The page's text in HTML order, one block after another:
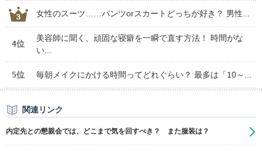
女性のスーツ……パンツorスカートどっちが好き？ 男性...
4位
美容師に聞く、頑固な寝癖を一瞬で直す方法！ 時間がな
い...
5位 毎朝メイクにかける時間ってどれぐらい？ 最多は「10～...
関連リンク
内定先との懇親会では、どこまで気を回すべき？ また服装は？